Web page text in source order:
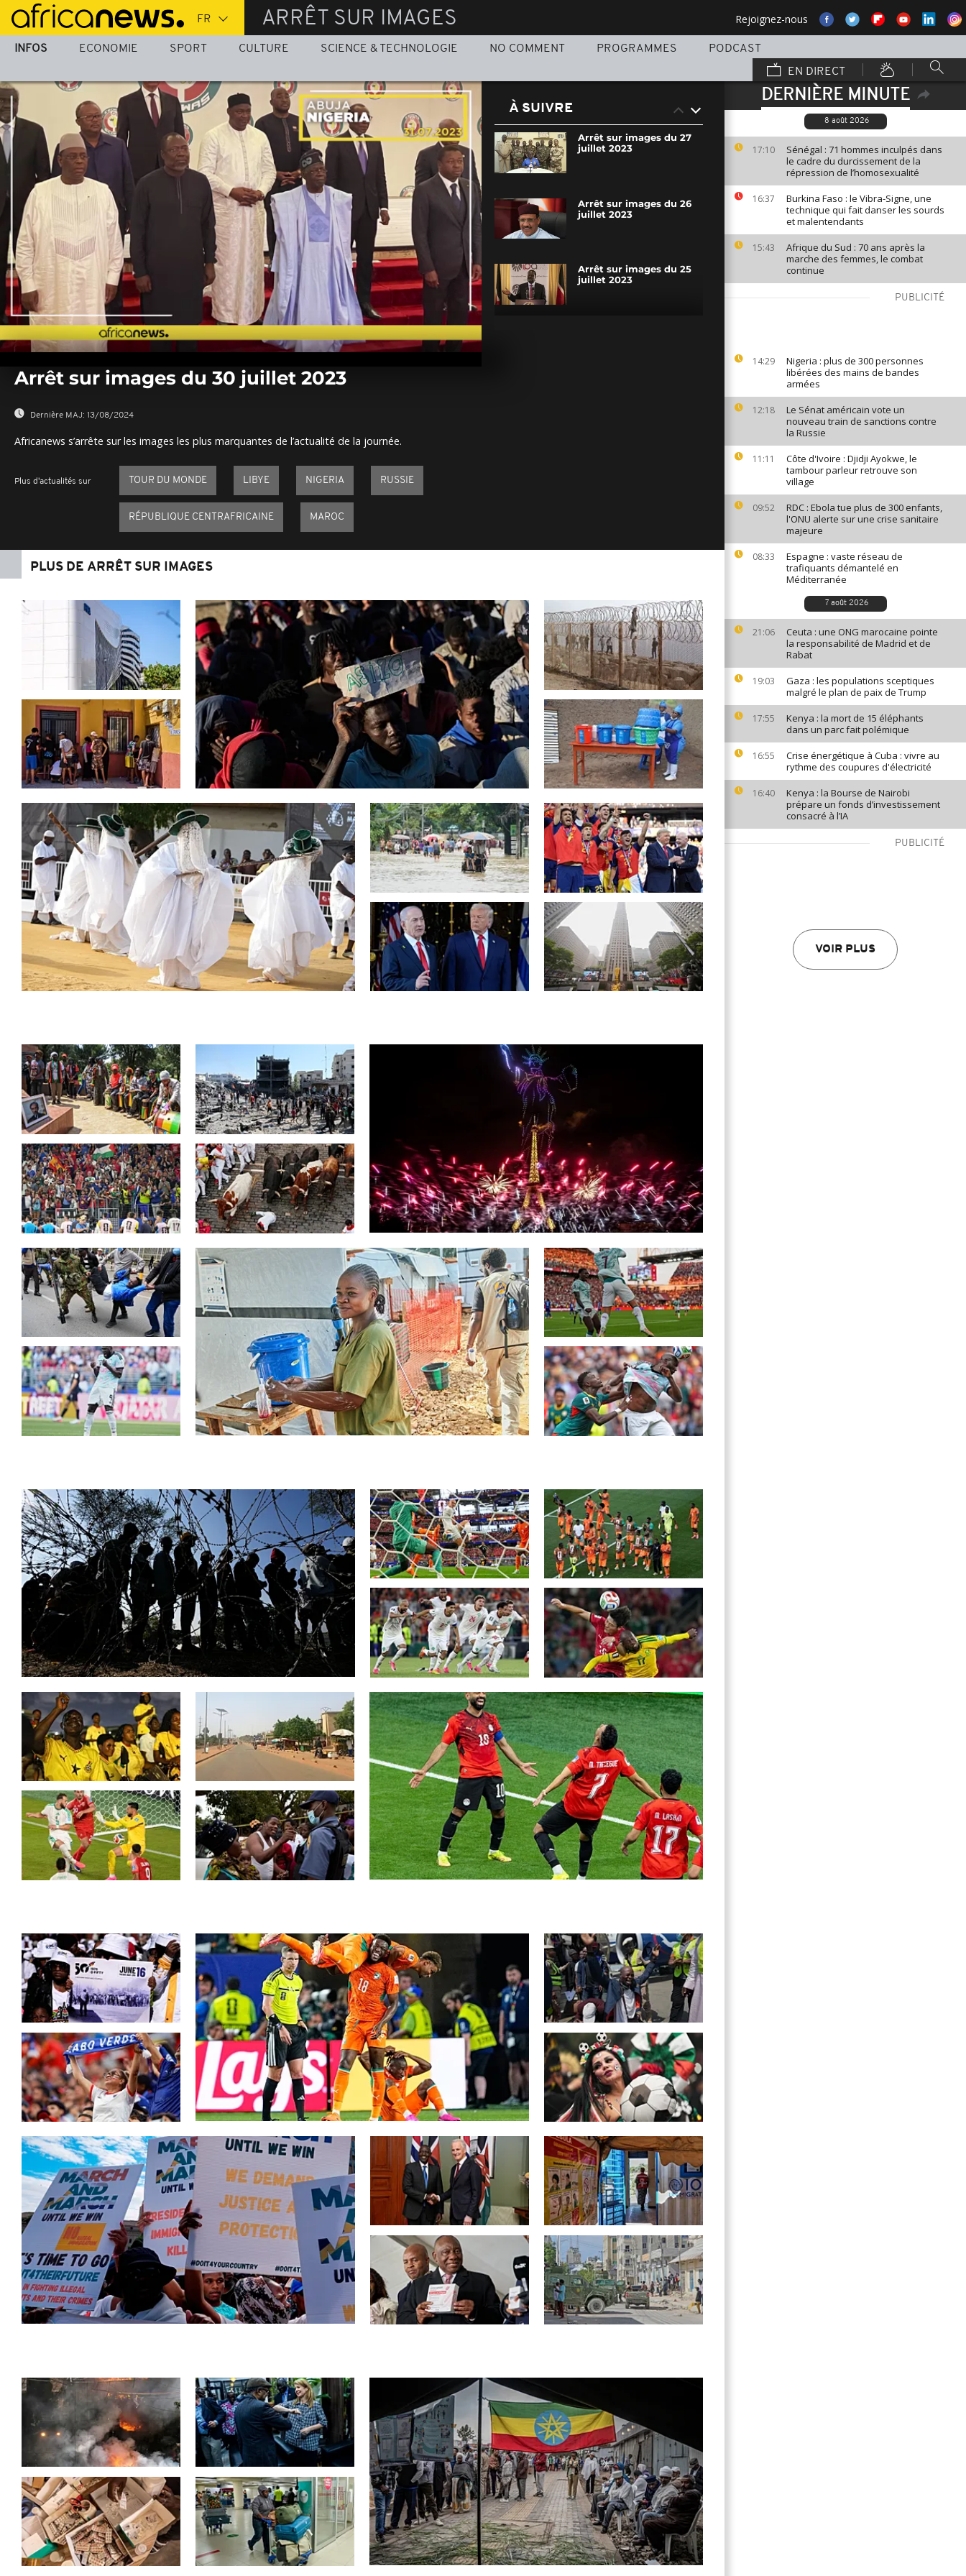
Passer
au
contenu
ARRÊT SUR IMAGES Rejoignez-nous
INFOS ECONOMIE SPORT CULTURE SCIENCE & TECHNOLOGIE NO COMMENT PROGRAMMES
PODCAST
EN DIRECT
DERNIÈRE MINUTE
8 août 2026
17:10
Sénégal : 71 hommes inculpés dans
le cadre du durcissement de la
répression de l’homosexualité
16:37
Burkina Faso : le Vibra-Signe, une
technique qui fait danser les sourds
et malentendants
15:43
Afrique du Sud : 70 ans après la
marche des femmes, le combat
continue
PUBLICITÉ
14:29
Nigeria : plus de 300 personnes
libérées des mains de bandes
armées
12:18
Le Sénat américain vote un
nouveau train de sanctions contre
la Russie
11:11
Côte d'Ivoire : Djidji Ayokwe, le
tambour parleur retrouve son
village
09:52
RDC : Ebola tue plus de 300 enfants,
l'ONU alerte sur une crise sanitaire
majeure
08:33
Espagne : vaste réseau de
trafiquants démantelé en
Méditerranée
7 août 2026
21:06
Ceuta : une ONG marocaine pointe
la responsabilité de Madrid et de
Rabat
19:03
Gaza : les populations sceptiques
malgré le plan de paix de Trump
17:55
Kenya : la mort de 15 éléphants
dans un parc fait polémique
16:55
Crise énergétique à Cuba : vivre au
rythme des coupures d'électricité
16:40
Kenya : la Bourse de Nairobi
prépare un fonds d’investissement
consacré à l’IA
PUBLICITÉ
VOIR PLUS
seconds
0%
Arrêt sur images du 30 juillet 2023
Dernière MAJ: 13/08/2024
Africanews s’arrête sur les images les plus marquantes de l’actualité de la journée.
Plus d'actualités sur TOUR DU MONDE LIBYE NIGERIA RUSSIE
RÉPUBLIQUE CENTRAFRICAINE MAROC
À SUIVRE
Arrêt sur images du 27
juillet 2023
Arrêt sur images du 26
juillet 2023
Arrêt sur images du 25
juillet 2023
PLUS DE ARRÊT SUR IMAGES